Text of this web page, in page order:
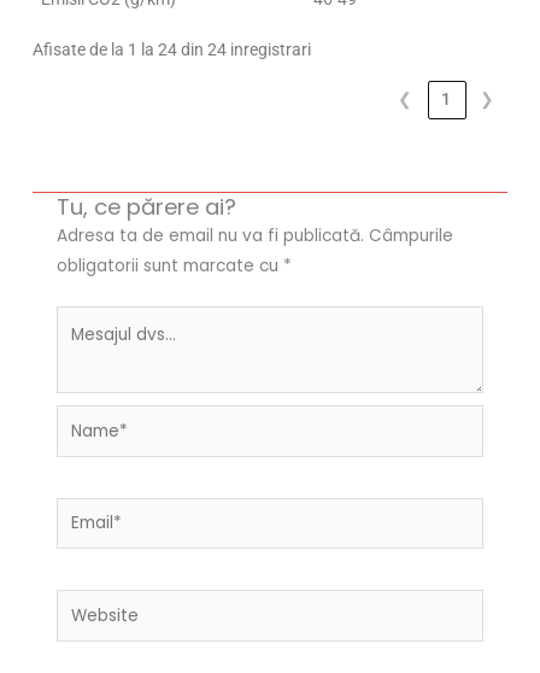
Afisate de la 1 la 24 din 24 inregistrari
❮ 1 ❯
Tu, ce părere ai?
Adresa ta de email nu va fi publicată. Câmpurile
obligatorii sunt marcate cu *
Name*
Email*
Website